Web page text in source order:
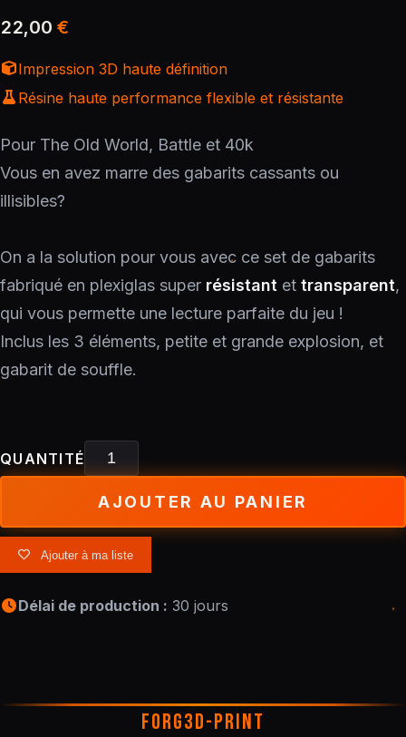
22,00 €
Impression 3D haute définition
Résine haute performance flexible et résistante
Pour The Old World, Battle et 40k
Vous en avez marre des gabarits cassants ou
illisibles?
On a la solution pour vous avec ce set de gabarits
fabriqué en plexiglas super résistant et transparent,
qui vous permette une lecture parfaite du jeu !
Inclus les 3 éléments, petite et grande explosion, et
gabarit de souffle.
QUANTITÉ
AJOUTER AU PANIER
Ajouter à ma liste
Délai de production : 30 jours
FORG3D-PRINT